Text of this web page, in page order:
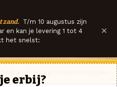
zand. T/m 10 augustus zijn
en kan je levering 1 tot 4
het snelst:
×
erbij?